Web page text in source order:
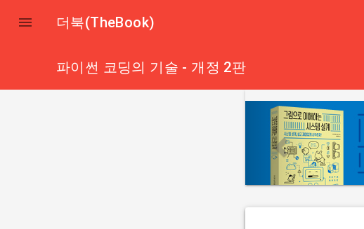
 더북(TheBook)
파이썬 코딩의 기술 - 개정 2판
p
r
e
v
i
o